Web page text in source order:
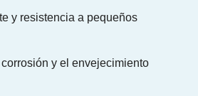
y resistencia a pequeños
y el envejecimiento